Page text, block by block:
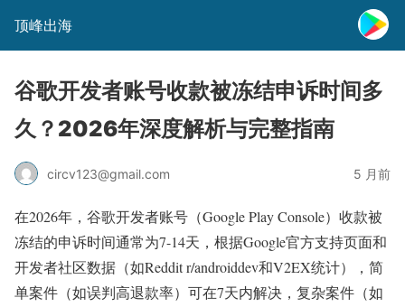
顶峰出海
谷歌开发者账号收款被冻结申诉时间多
久？2026年深度解析与完整指南
circv123@gmail.com 5 月前
在2026年，谷歌开发者账号（Google Play Console）收款被
冻结的申诉时间通常为7-14天，根据Google官方支持页面和
开发者社区数据（如Reddit r/androiddev和V2EX统计），简
单案件（如误判高退款率）可在7天内解决，复杂案件（如